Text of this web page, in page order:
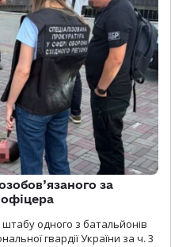
за
одного з батальйонів
гвардії України за ч. 3